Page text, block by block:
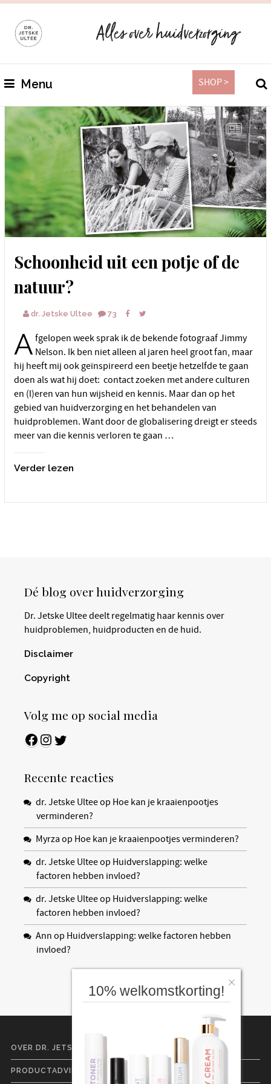
Menu SHOP >
Schoonheid uit een potje of de
natuur?
dr. Jetske Ultee 73
A fgelopen week sprak ik de bekende fotograaf Jimmy
Nelson. Ik ben niet alleen al jaren heel groot fan, maar
hij heeft mij ook geïnspireerd een beetje hetzelfde te gaan
doen als wat hij doet: contact zoeken met andere culturen
en (l)eren van hun wijsheid en kennis. Maar dan op het
gebied van huidverzorging en het behandelen van
huidproblemen. Want door de globalisering dreigt er steeds
meer van die kennis verloren te gaan …
Verder lezen
Dé blog over huidverzorging
Dr. Jetske Ultee deelt regelmatig haar kennis over
huidproblemen, huidproducten en de huid.
Disclaimer
Copyright
Volg me op social media
Facebook
Instagram
Twitter
Recente reacties
dr. Jetske Ulteeop Hoe kan je kraaienpootjes
verminderen?
Myrza op Hoe kan je kraaienpootjes verminderen?
dr. Jetske Ulteeop Huidverslapping: welke
factoren hebben invloed?
dr. Jetske Ulteeop Huidverslapping: welke
factoren hebben invloed?
Ann op Huidverslapping: welke factoren hebben
invloed?
OVER DR. JETSKE ULTEE
PRODUCTADVIES
10% welkomstkorting!